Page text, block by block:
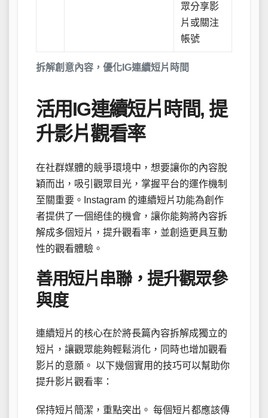
拆解創意內容，優化IG連續短片時間
眾分享影
片或關注
帳號
活用IG連續短片時間, 提
升影片觀看率
在社群媒體的競爭環境中，想要讓你的內容脫
穎而出，吸引觀眾目光，掌握平台的運作機制
至關重要。Instagram 的連續短片功能為創作
者提供了一個絕佳的機會，讓你能夠將內容拆
解成多個短片，提升觀看率，並創造更具互動
性的觀看體驗。
善用短片串聯，提升觀眾參
與度
連續短片的核心在於將長篇內容拆解成獨立的
短片，讓觀眾能夠輕鬆消化，同時也增加觀看
影片的意願。 以下幾個實用的技巧可以幫助你
提升影片觀看率：
保持短片簡潔，重點突出。 每個短片都應該傳